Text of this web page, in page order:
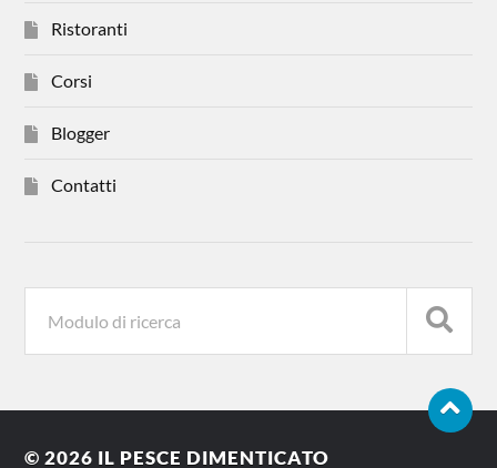
Ristoranti
Corsi
Blogger
Contatti
© 2026 IL PESCE DIMENTICATO